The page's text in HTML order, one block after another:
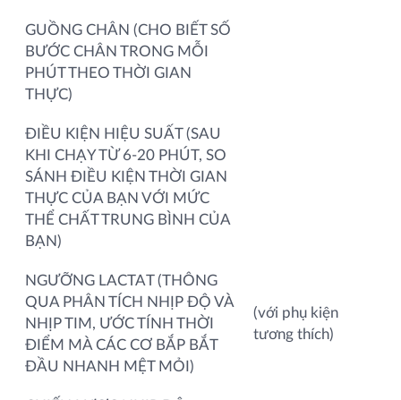
GUỒNG CHÂN (CHO BIẾT SỐ
BƯỚC CHÂN TRONG MỖI
PHÚT THEO THỜI GIAN
THỰC)
ĐIỀU KIỆN HIỆU SUẤT (SAU
KHI CHẠY TỪ 6-20 PHÚT, SO
SÁNH ĐIỀU KIỆN THỜI GIAN
THỰC CỦA BẠN VỚI MỨC
THỂ CHẤT TRUNG BÌNH CỦA
BẠN)
NGƯỠNG LACTAT (THÔNG
QUA PHÂN TÍCH NHỊP ĐỘ VÀ
NHỊP TIM, ƯỚC TÍNH THỜI
ĐIỂM MÀ CÁC CƠ BẮP BẮT
ĐẦU NHANH MỆT MỎI)
(với phụ kiện
tương thích)